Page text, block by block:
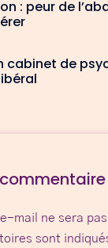
: peur de
cabinet de
mail ne sera
sont